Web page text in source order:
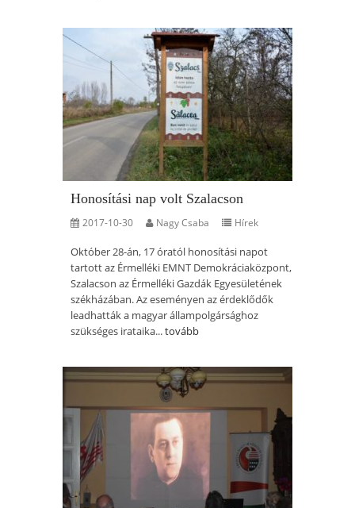
Honosítási nap volt Szalacson
2017-10-30 Nagy Csaba Hírek
Október 28-án, 17 óratól honosítási napot
tartott az Érmelléki EMNT Demokráciaközpont,
Szalacson az Érmelléki Gazdák Egyesületének
székházában. Az eseményen az érdeklődők
leadhatták a magyar állampolgársághoz
szükséges irataika...tovább